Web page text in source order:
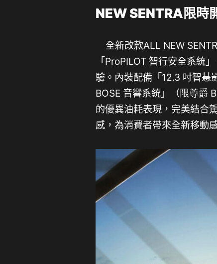
NEW SENTRA限時
全新改款ALL NEW
「ProPILOT 智行安全系統
驗。內裝配備「12.3 吋智慧
BOSE 音響系統」（限尊爵
的優異油耗表現，完美結合
感，為消費者帶來全新移動